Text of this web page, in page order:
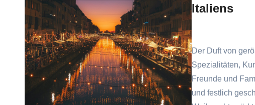
Italiens
Der Duft von
Spezialitäten,
Freunde und
und festlich